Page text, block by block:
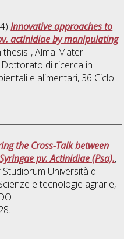
Innovative approaches to
actinidiae by manipulating
thesis], Alma Mater
di ricerca in
e alimentari, 36 Ciclo.
the Cross-Talk between
pv. Actinidiae (Psa).,
Università di
e tecnologie agrarie,